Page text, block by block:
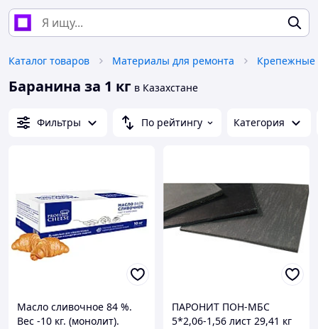
Каталог товаров Материалы для ремонта Крепежные
Баранина за 1 кг в Казахстане
Фильтры По рейтингу Категория
Масло сливочное 84 %.
Вес -10 кг. (монолит).
ПАРОНИТ ПОН-МБС
5*2,06-1,56 лист 29,41 кг